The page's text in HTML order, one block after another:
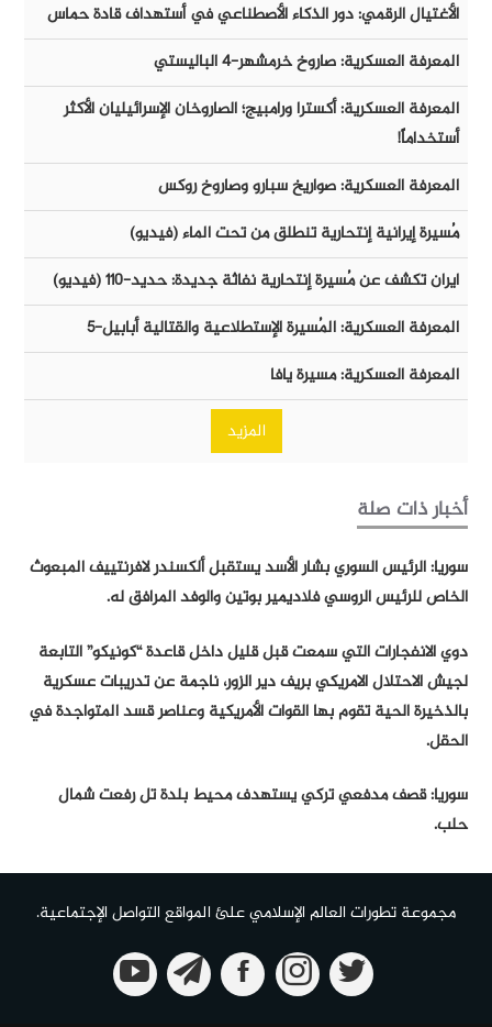
الأغتيال الرقمي: دور الذكاء الأصطناعي في أستهداف قادة حماس
المعرفة العسكرية: صاروخ خرمشهر-٤ الباليستي
المعرفة العسكرية: أكسترا ورامبيج؛ الصاروخان الإسرائيليان الأكثر
أستخداماً!
المعرفة العسكرية: صواريخ سبارو وصاروخ روكس
مُسيرة إيرانية إنتحارية تنطلق من تحت الماء (فيديو)
ايران تكشف عن مُسيرة إنتحارية نفاثة جديدة: حديد-١١٠ (فيديو)
المعرفة العسكرية: المُسيرة الإستطلاعية والقتالية أبابيل-٥
المعرفة العسكرية: مسيرة يافا
المزيد
أخبار ذات صلة
سوريا: الرئيس السوري بشار الأسد يستقبل ألكسندر لافرنتييف المبعوث
الخاص للرئيس الروسي فلاديمير بوتين والوفد المرافق له.
دوي الانفجارات التي سمعت قبل قليل داخل قاعدة “كونيكو” التابعة
لجيش الاحتلال الامريكي بريف دير الزور، ناجمة عن تدريبات عسكرية
بالذخيرة الحية تقوم بها القوات الأمريكية وعناصر قسد المتواجدة في
الحقل.
سوريا: قصف مدفعي تركي يستهدف محيط بلدة تل رفعت شمال
حلب.
مجموعة تطورات العالم الإسلامي علئ المواقع التواصل الإجتماعية.